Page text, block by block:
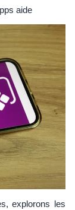
aide
explorons les